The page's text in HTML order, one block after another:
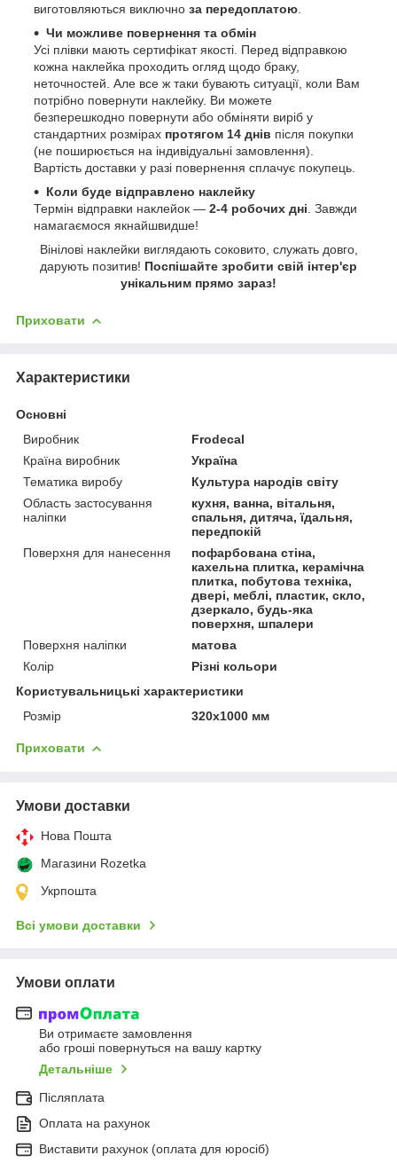
виготовляються виключно за передоплатою
Чи можливе повернення та обмін
Усі плівки мають сертифікат якості. Перед відправкою
кожна наклейка проходить огляд щодо браку,
неточностей. Але все ж таки бувають ситуації, коли Вам
потрібно повернути наклейку. Ви можете
безперешкодно повернути або обміняти виріб у
стандартних розмірах протягом 14 днів після покупки
(не поширюється на індивідуальні замовлення).
Вартість доставки у разі повернення сплачує покупець.
Коли буде відправлено наклейку
Термін відправки наклейок — 2-4 робочих дні . Завжди
намагаємося якнайшвидше!
Вінілові наклейки виглядають соковито, служать довго,
дарують позитив! Поспішайте зробити свій інтер'єр
унікальним прямо зараз!
Приховати
Характеристики
Основні
Виробник
Frodecal
Країна виробник
Україна
Тематика виробу
Культура народів світу
Область застосування
наліпки
кухня, ванна, вітальня,
спальня, дитяча, їдальня,
передпокій
Поверхня для нанесення
пофарбована стіна,
кахельна плитка, керамічна
плитка, побутова техніка,
двері, меблі, пластик, скло,
дзеркало, будь-яка
поверхня, шпалери
Поверхня наліпки
матова
Колір
Різні кольори
Користувальницькі характеристики
Розмір
320х1000 мм
Приховати
Умови доставки
Нова Пошта
Магазини Rozetka
Укрпошта
Всі умови доставки
Умови оплати
Ви отримаєте замовлення
або гроші повернуться на вашу картку
Детальніше
Післяплата
Оплата на рахунок
Виставити рахунок (оплата для юросіб)